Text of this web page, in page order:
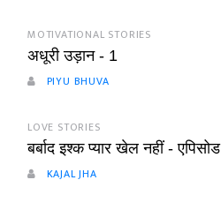
MOTIVATIONAL STORIES
अधूरी उड़ान - 1
PIYU BHUVA
LOVE STORIES
बर्बाद इश्क प्यार खेल नहीं -
KAJAL JHA